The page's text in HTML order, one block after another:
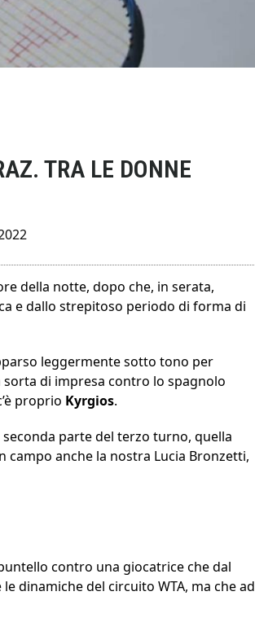
TRA LE DONNE
della notte, dopo che, in serata,
e dallo strepitoso periodo di forma di
leggermente sotto tono per
di impresa contro lo spagnolo
proprio Kyrgios.
parte del terzo turno, quella
campo anche la nostra Lucia Bronzetti,
contro una giocatrice che dal
dinamiche del circuito WTA, ma che ad